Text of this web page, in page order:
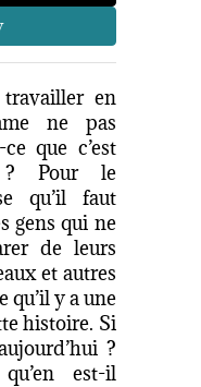
travailler en
ne pas
que c’est
? Pour le
qu’il faut
gens qui ne
de leurs
et autres
qu’il y a une
histoire. Si
?
est-il